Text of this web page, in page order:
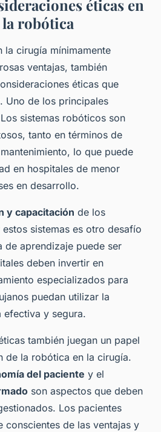
éticas en
robótica
la cirugía mínimamente
ventajas, también
éticas que
Uno de los principales
sistemas robóticos son
tanto en términos de
lo que puede
en hospitales de menor
en desarrollo.
y capacitación de los
sistemas es otro desafío
de aprendizaje puede ser
deben invertir en
especializados para
puedan utilizar la
efectiva y segura.
también juegan un papel
de la robótica en la cirugía.
del paciente y el
son aspectos que deben
Los pacientes
conscientes de las ventajas y